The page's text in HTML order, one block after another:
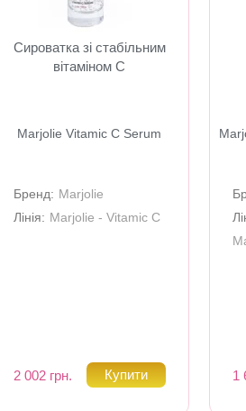
Сироватка зі стабільним
вітаміном С
Marjolie Vitamic C Serum
Бренд: Marjolie
Лінія: Marjolie - Vitamic C
2 002 грн. 1